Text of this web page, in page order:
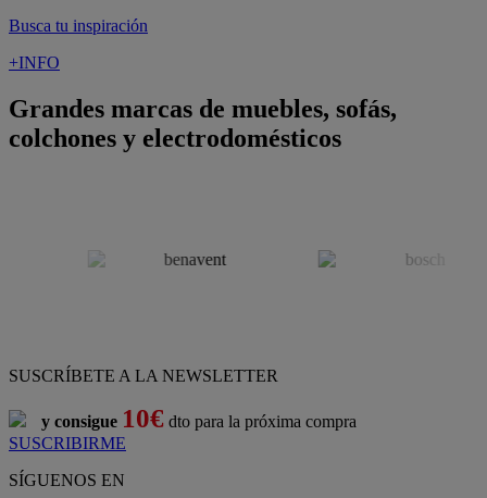
Busca tu inspiración
+INFO
Grandes marcas de muebles, sofás,
colchones y electrodomésticos
SUSCRÍBETE A LA NEWSLETTER
y consigue 10€ dto para la próxima compra
SUSCRIBIRME
SÍGUENOS EN